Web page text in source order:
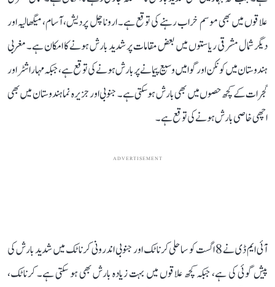
علاقوں میں بھی موسم خراب رہنے کی توقع ہے۔ اروناچل پردیش، آسام، میگھالیہ اور
دیگر شمال مشرقی ریاستوں میں بعض مقامات پر شدید بارش ہونے کا امکان ہے۔ مغربی
ہندوستان میں کونکن اور گوا میں وسیع پیمانے پر بارش ہونے کی توقع ہے، جبکہ مہاراشٹر اور
گجرات کے کچھ حصوں میں بھی بارش ہو سکتی ہے۔ جنوبی اور جزیرہ نما ہندوستان میں بھی
اچھی خاصی بارش ہونے کی توقع ہے۔
ADVERTISEMENT
آئی ایم ڈی نے 8 اگست کو ساحلی کرناٹک اور جنوبی اندرونی کرناٹک میں شدید بارش کی
پیش گوئی کی ہے، جبکہ کچھ علاقوں میں بہت زیادہ بارش بھی ہو سکتی ہے۔ کرناٹک،